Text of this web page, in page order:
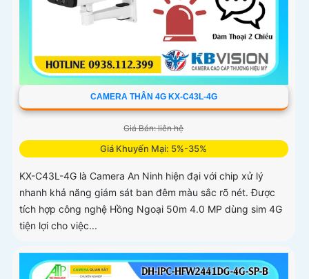
CAMERA THÂN 4G KX-C43L-4G
Giá Bán: liên hệ
Giá Khuyến Mại: 5%-35%
KX-C43L-4G là Camera An Ninh hiện đại với chip xử lý
nhanh khả năng giám sát ban đêm màu sắc rõ nét. Được
tích hợp công nghệ Hồng Ngoại 50m 4.0 MP dùng sim 4G
tiện lợi cho việc...